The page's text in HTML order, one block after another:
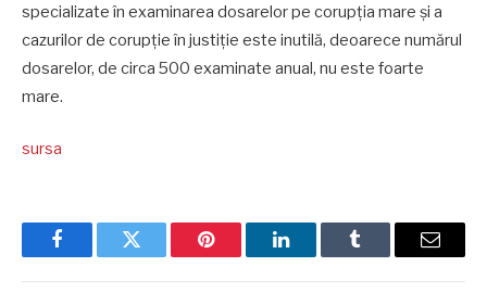
specializate în examinarea dosarelor pe corupția mare și a
cazurilor de corupție în justiție este inutilă, deoarece numărul
dosarelor, de circa 500 examinate anual, nu este foarte
mare.
sursa
FacebookTwitter Pinterest LinkedInTumblr Email